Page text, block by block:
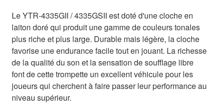
Le YTR-4335GII / 4335GSII est doté d'une cloche en
laiton doré qui produit une gamme de couleurs tonales
plus riche et plus large. Durable mais légère, la cloche
favorise une endurance facile tout en jouant. La richesse
de la qualité du son et la sensation de soufflage libre
font de cette trompette un excellent véhicule pour les
joueurs qui cherchent à faire passer leur performance au
niveau supérieur.